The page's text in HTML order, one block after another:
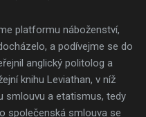
platformu náboženství,
a podívejme se do
anglický politolog a
knihu Leviathan, v níž
smlouvu a etatismus, tedy
společenská smlouva se